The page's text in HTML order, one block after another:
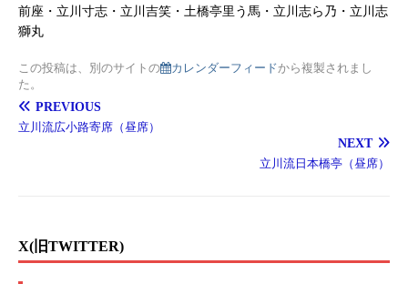
前座・立川寸志・立川吉笑・土橋亭里う馬・立川志ら乃・立川志
獅丸
この投稿は、別のサイトの カレンダーフィードから複製されまし
た。
PREVIOUS
立川流広小路寄席（昼席）
NEXT
立川流日本橋亭（昼席）
X(旧TWITTER)